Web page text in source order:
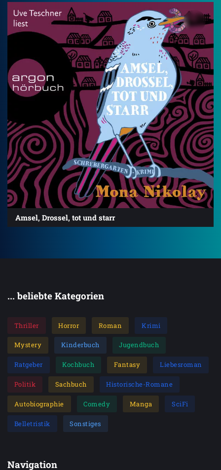
Amsel, Drossel, tot und starr
... beliebte Kategorien
Thriller Horror Roman Krimi
Mystery Kinderbuch Jugendbuch
Ratgeber Kochbuch Fantasy Liebesroman
Politik Sachbuch Historische-Romane
Autobiographie Comedy Manga SciFi
Belletristik Sonstiges
Navigation